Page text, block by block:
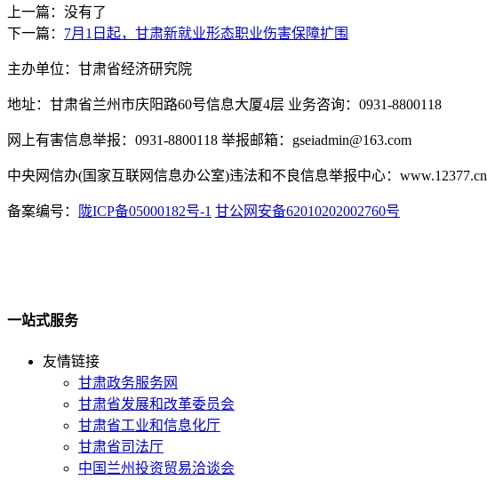
上一篇：没有了
下一篇： 7月1日起，甘肃新就业形态职业伤害保障扩围
主办单位：甘肃省经济研究院
地址：甘肃省兰州市庆阳路60号信息大厦4层 业务咨询：0931-8800118
网上有害信息举报：0931-8800118 举报邮箱：gseiadmin@163.com
中央网信办(国家互联网信息办公室)违法和不良信息举报中心：www.12377.cn
备案编号： 陇ICP备05000182号-1 甘公网安备62010202002760号
一站式服务
友情链接
甘肃政务服务网
甘肃省发展和改革委员会
甘肃省工业和信息化厅
甘肃省司法厅
中国兰州投资贸易洽谈会